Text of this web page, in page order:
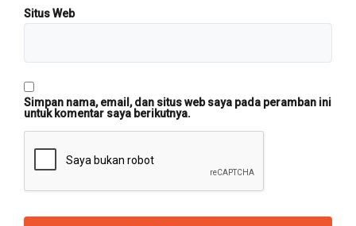
Situs Web
Simpan nama, email, dan situs web saya pada peramban ini
untuk komentar saya berikutnya.